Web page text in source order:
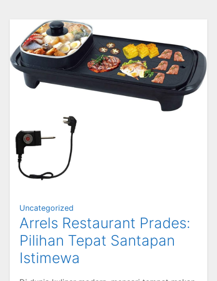
Uncategorized
Arrels Restaurant Prades:
Pilihan Tepat Santapan
Istimewa